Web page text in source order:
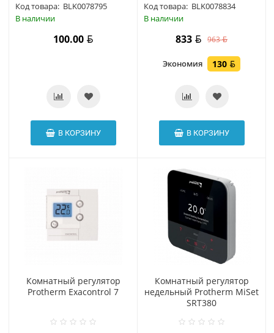
Код товара: BLK0078795
В наличии
100.00
В КОРЗИНУ
Код товара: BLK0078834
В наличии
833 963
Экономия 130
В КОРЗИНУ
Комнатный регулятор
Protherm Exacontrol 7
Комнатный регулятор
недельный Protherm MiSet
SRT380